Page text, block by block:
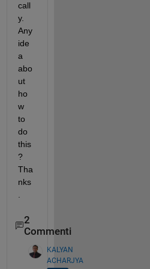
call
y.
Any
ide
a
abo
ut
ho
w
to
do
this
?
Tha
nks
2
Commenti
KALYAN
ACHARJYA